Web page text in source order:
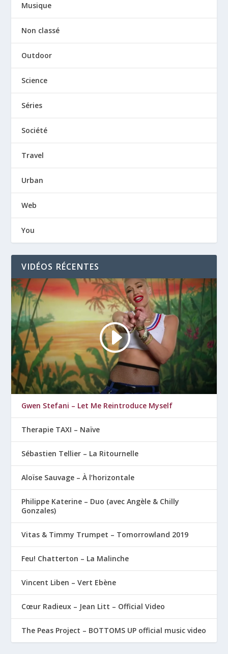
Musique
Non classé
Outdoor
Science
Séries
Société
Travel
Urban
Web
You
VIDÉOS RÉCENTES
Gwen Stefani – Let Me Reintroduce Myself
Therapie TAXI – Naïve
Sébastien Tellier – La Ritournelle
Aloïse Sauvage – À l’horizontale
Philippe Katerine – Duo (avec Angèle & Chilly
Gonzales)
Vitas & Timmy Trumpet – Tomorrowland 2019
Feu! Chatterton – La Malinche
Vincent Liben – Vert Ebène
Cœur Radieux – Jean Litt – Official Video
The Peas Project – BOTTOMS UP official music video